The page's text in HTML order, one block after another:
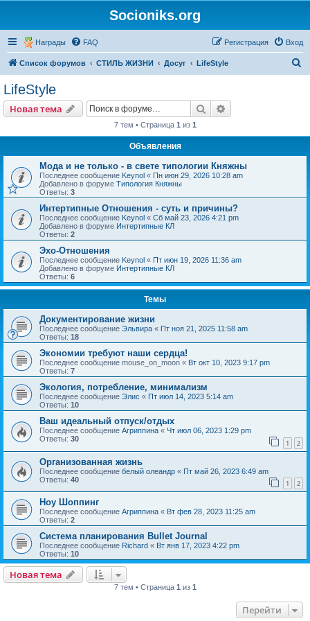
Socioniks.org
Награды FAQ Вход
Регистрация
Список форумов СТИЛЬ ЖИЗНИ Досуг LifeStyle
LifeStyle
Новая тема Поиск
7 тем • Страница 1 из 1
Объявления
Мода и не только - в свете типологии Княжны
Последнее сообщение Keynol « Пн июн 29, 2026 10:28 am
Добавлено в форуме Типология Княжны
Ответы: 3
Интертипные Отношения - суть и причины?
Последнее сообщение Keynol « Сб май 23, 2026 4:21 pm
Добавлено в форуме Интертипные КЛ
Ответы: 2
Эхо-Отношения
Последнее сообщение Keynol « Пт июн 19, 2026 11:36 am
Добавлено в форуме Интертипные КЛ
Ответы: 6
Темы
Документирование жизни
Последнее сообщение Эльвира « Пт ноя 21, 2025 11:58 am
Ответы: 18
Экономии требуют наши сердца!
Последнее сообщение mouse_on_moon « Вт окт 10, 2023 9:17 pm
Ответы: 7
Экология, потребление, минимализм
Последнее сообщение Элис « Пт июл 14, 2023 5:14 am
Ответы: 10
Ваш идеальный отпуск/отдых
Последнее сообщение Агриппина « Чт июл 06, 2023 1:29 pm
Ответы: 30 1 2
Организованная жизнь
Последнее сообщение белый олеандр « Пт май 26, 2023 6:49 am
Ответы: 40 1 2
Ноу Шоппинг
Последнее сообщение Агриппина « Вт фев 28, 2023 11:25 am
Ответы: 2
Система планирования Bullet Journal
Последнее сообщение Richard « Вт янв 17, 2023 4:22 pm
Ответы: 10
Новая тема
7 тем • Страница 1 из 1
Перейти